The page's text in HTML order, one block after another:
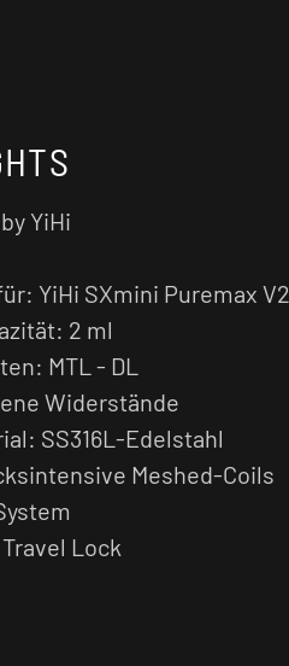
YiHi
YiHi SXmini Puremax V2
2 ml
MTL - DL
Widerstände
SS316L-Edelstahl
Meshed-Coils
Lock